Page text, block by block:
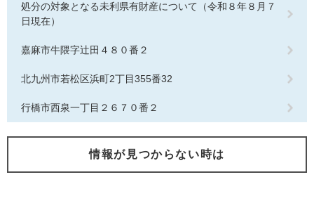
処分の対象となる未利県有財産について（令和８年８月７
日現在）
嘉麻市牛隈字辻田４８０番２
北九州市若松区浜町2丁目355番32
行橋市西泉一丁目２６７０番２
情報が見つからない時は